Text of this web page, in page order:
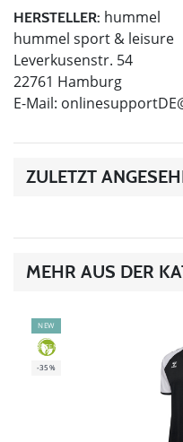
HERSTELLER: hummel
hummel sport & leisure
Leverkusenstr. 54
22761 Hamburg
E-Mail:
ZULETZT
MEHR AUS DER
NEW
GREEN
-35%